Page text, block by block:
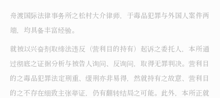
舟渡国际法律事务所之松村大介律师，于毒品犯罪与外国人案件两
端，均具备丰富经验。
就被以兴奋剂取缔法违反（营利目的持有）起诉之委托人，本所通
过彻底之证据分析与被告人询问、反询问，取得无罪判决。营利目
的之毒品犯罪法定刑重、缓刑亦非易得，然就持有之故意、营利目
的之不存在细致主张举证，仍有翻转结局之可能。此外，本所正就